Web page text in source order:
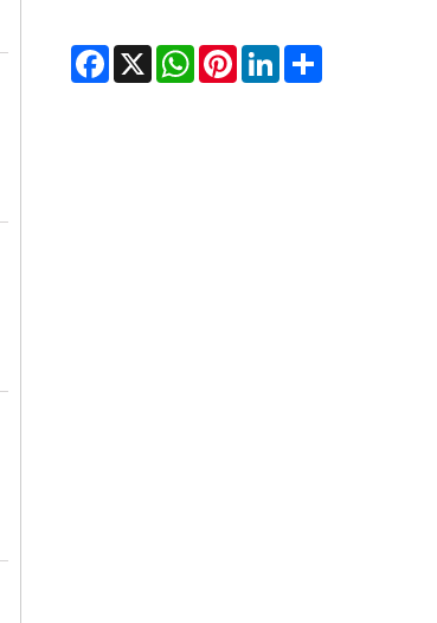
Facebook
X WhatsAppPinterestLinkedIn